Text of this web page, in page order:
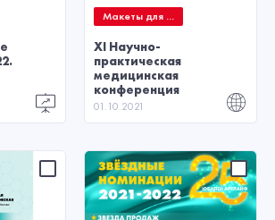
Макеты для ...
XI Научно-
практическая
медицинская
конференция
01.10.2021